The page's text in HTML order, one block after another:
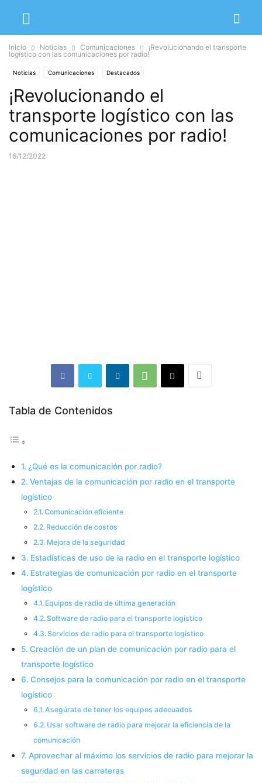
Inicio Noticias Comunicaciones
¡Revolucionando el transporte
logístico con las comunicaciones por radio!
Noticias Comunicaciones Destacados
¡Revolucionando el
transporte logístico con las
comunicaciones por radio!
16/12/2022
Tabla de Contenidos
¿Qué es la comunicación por radio?
Ventajas de la comunicación por radio en el transporte
logístico
Comunicación eficiente
Reducción de costos
Mejora de la seguridad
Estadísticas de uso de la radio en el transporte logístico
Estrategias de comunicación por radio en el transporte
logístico
Equipos de radio de última generación
Software de radio para el transporte logístico
Servicios de radio para el transporte logístico
Creación de un plan de comunicación por radio para el
transporte logístico
Consejos para la comunicación por radio en el transporte
logístico
Asegúrate de tener los equipos adecuados
Usar software de radio para mejorar la eficiencia de la
comunicación
Aprovechar al máximo los servicios de radio para mejorar la
seguridad en las carreteras